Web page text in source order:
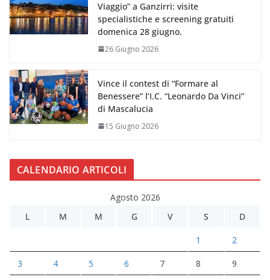
Viaggio” a Ganzirri: visite
specialistiche e screening gratuiti
domenica 28 giugno.
26 Giugno 2026
Vince il contest di “Formare al
Benessere” l’I.C. “Leonardo Da Vinci”
di Mascalucia
15 Giugno 2026
CALENDARIO ARTICOLI
Agosto 2026
L
M M G V S D
1 2
3 4 5 6 7 8 9